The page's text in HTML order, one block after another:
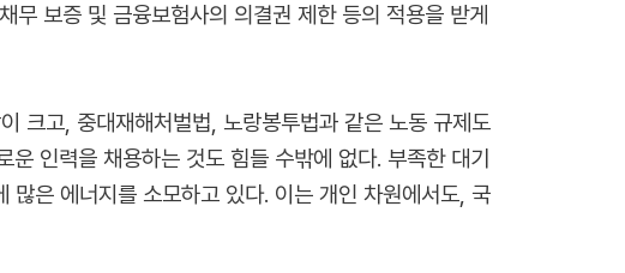
무 보증 및 금융보험사의 의결권 제한 등의 적용을 받게
크고, 중대재해처벌법, 노랑봉투법과 같은 노동 규제도
인력을 채용하는 것도 힘들 수밖에 없다. 부족한 대기
은 에너지를 소모하고 있다. 이는 개인 차원에서도, 국